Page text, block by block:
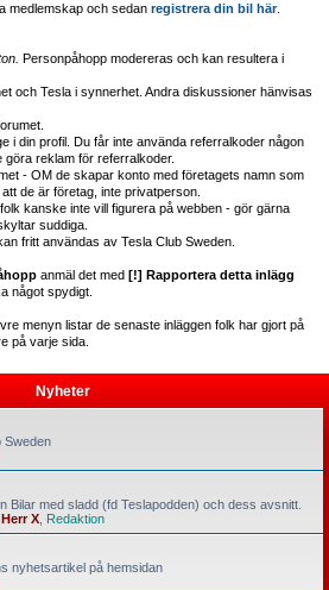
medlemskap och sedan registrera din bil här.
Personpåhopp modereras och kan resultera i
och Tesla i synnerhet. Andra diskussioner hänvisas
i din profil. Du får inte använda referralkoder någon
reklam för referralkoder.
- OM de skapar konto med företagets namn som
de är företag, inte privatperson.
kanske inte vill figurera på webben - gör gärna
suddiga.
fritt användas av Tesla Club Sweden.
anmäl det med [!] Rapportera detta inlägg
något spydigt.
menyn listar de senaste inläggen folk har gjort på
på varje sida.
Nyheter
Sweden
Bilar med sladd (fd Teslapodden) och dess avsnitt.
Herr X Redaktion
nyhetsartikel på hemsidan